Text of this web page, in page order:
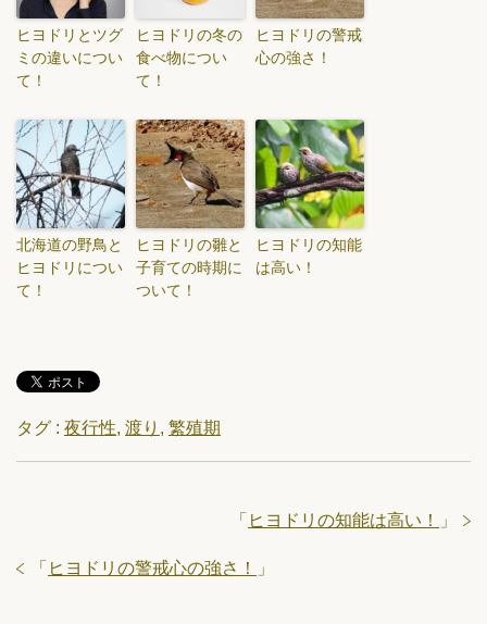
ヒヨドリとツグ
ミの違いについ
て！
ヒヨドリの冬の
食べ物につい
て！
ヒヨドリの警戒
心の強さ！
北海道の野鳥と
ヒヨドリについ
て！
ヒヨドリの雛と
子育ての時期に
ついて！
ヒヨドリの知能
は高い！
タグ : 夜行性, 渡り , 繁殖期
「 ヒヨドリの知能は高い！ 」
「 ヒヨドリの警戒心の強さ！ 」